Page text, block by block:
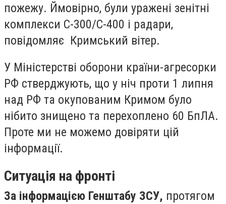
пожежу. Ймовірно, були уражені зенітні
комплекси С-300/С-400 і радари,
повідомляє Кримський вітер.
У Міністерстві оборони країни-агресорки
РФ стверджують, що у ніч проти 1 липня
над РФ та окупованим Кримом було
нібито знищено та перехоплено 60 БпЛА.
Проте ми не можемо довіряти цій
інформації.
Ситуація на фронті
За інформацією Генштабу ЗСУ, протягом